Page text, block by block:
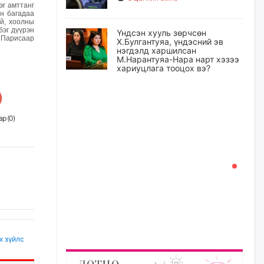
амттанг
багадаа
хоолны
дүүрэн
(0)
зүйлс
Үндсэн хууль зөрчсөн
Х.Булгантуяа, үндэсний эв
нэгдэлд харшилсан
М.Нарантуяа-Нара нарт хэзээ
хариуцлага тооцох вэ?